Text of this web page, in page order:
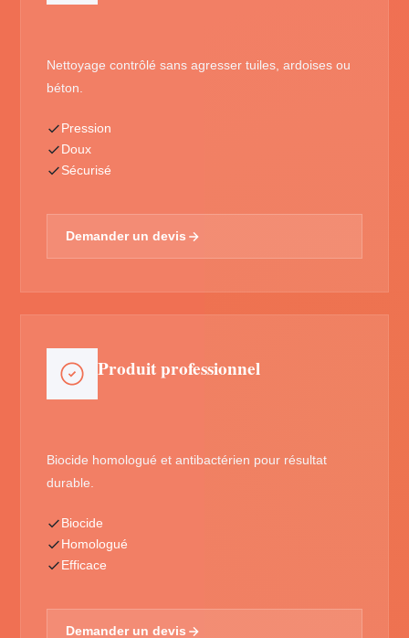
Nettoyage contrôlé sans agresser tuiles, ardoises ou
béton.
Pression
Doux
Sécurisé
Demander un devis
Produit professionnel
Biocide homologué et antibactérien pour résultat
durable.
Biocide
Homologué
Efficace
Demander un devis